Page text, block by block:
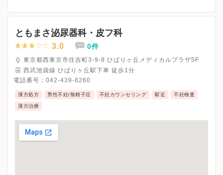
ともまさ泌尿器科・皮フ科
3.0 0件
東京都西東京市住吉町3-9-8 ひばりヶ丘メディカルプラザ5F
西武池袋線 ひばりヶ丘駅下車 徒歩1分
電話番号： 042-439-8260
漢方処方 男性不妊/無精子症 不妊カウンセリング 駅近 不妊検査
漢方治療